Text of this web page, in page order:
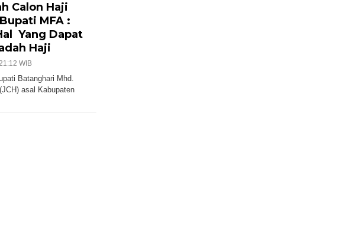
Calon Haji
MFA :
Yang Dapat
Haji
WIB
Batanghari Mhd.
asal Kabupaten